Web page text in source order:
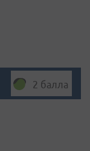
2 балла